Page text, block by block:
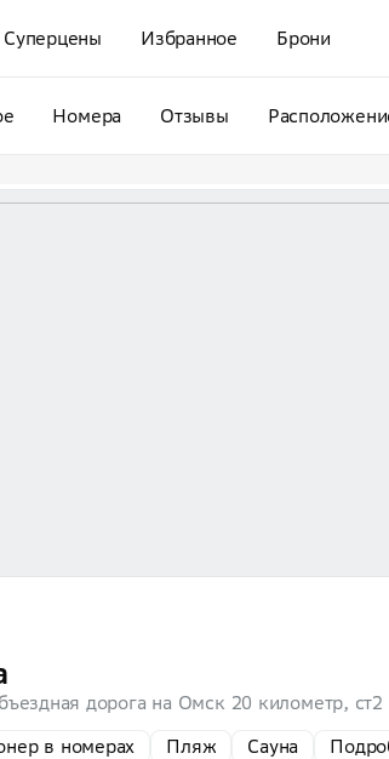
Суперцены Избранное Брони
Номера Отзывы
дорога на Омск 20 километр, ст2
в номерах
Пляж Сауна